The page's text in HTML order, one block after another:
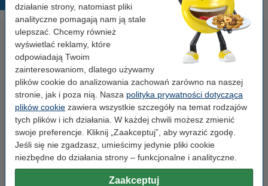
działanie strony, natomiast pliki
analityczne pomagają nam ją stale
ulepszać. Chcemy również
wyświetlać reklamy, które
odpowiadają Twoim
zainteresowaniom, dlatego używamy
plików cookie do analizowania zachowań zarówno na naszej
stronie, jak i poza nią. Nasza polityka prywatności dotycząca
plików cookie zawiera wszystkie szczegóły na temat rodzajów
tych plików i ich działania. W każdej chwili możesz zmienić
swoje preferencje. Kliknij „Zaakceptuj”, aby wyrazić zgodę.
Jeśli się nie zgadzasz, umieścimy jedynie pliki cookie
niezbędne do działania strony – funkcjonalne i analityczne.
Zaakceptuj
Papier ksero A4 80 g/m2 (500
23,00 zł z VAT
Papier ksero A4 80 g/m2 (2500
110,00 zł z VAT